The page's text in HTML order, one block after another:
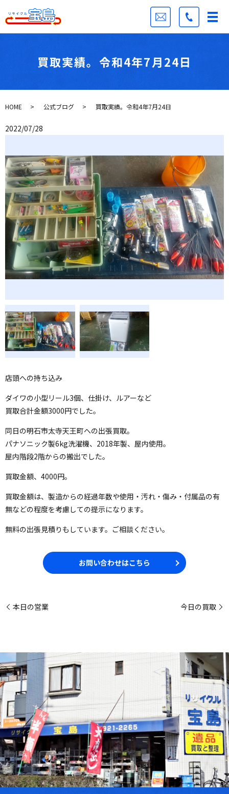
買取実績。令和4年7月24日
HOME 公式ブログ 買取実績。令和4年7月24日
2022/07/28
店頭への持ち込み
ダイワの小型リール3個、仕掛け、ルアーなど
買取合計金額3000円でした。
同日の明石市太寺天王町への出張買取。
パナソニック製6kg洗濯機、2018年製、屋内使用。
屋内階段2階からの搬出でした。
買取金額、4000円。
買取金額は、製造からの経過年数や使用・汚れ・傷み・付属品の有
無などの程度を考慮しての提示になります。
無料の出張見積りもしています。ご相談ください。
お問い合わせはこちら
本日の営業 今日の買取